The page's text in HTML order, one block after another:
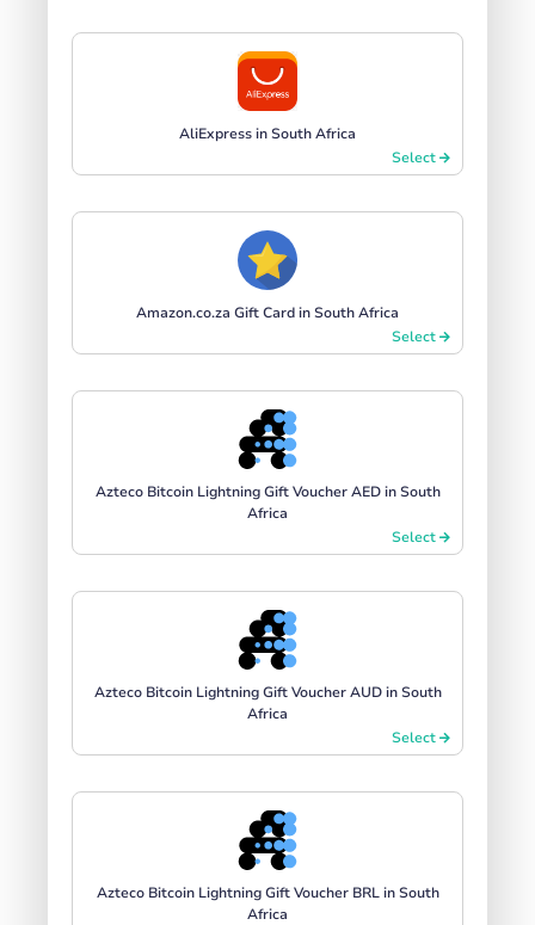
AliExpress in South Africa
Select
Amazon.co.za Gift Card in South Africa
Select
Azteco Bitcoin Lightning Gift Voucher AED in South
Africa
Select
Azteco Bitcoin Lightning Gift Voucher AUD in South
Africa
Select
Azteco Bitcoin Lightning Gift Voucher BRL in South
Africa